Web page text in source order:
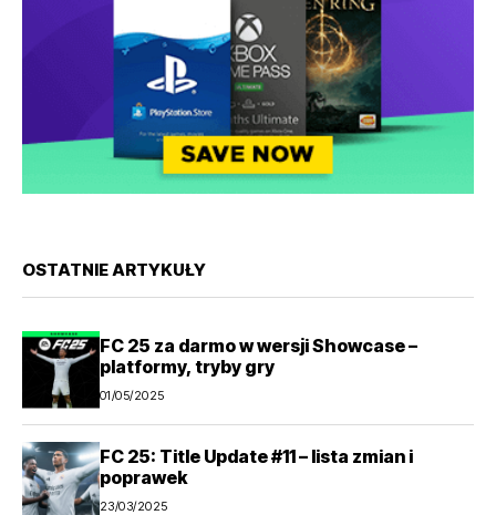
OSTATNIE ARTYKUŁY
FC 25 za darmo w wersji Showcase –
platformy, tryby gry
01/05/2025
FC 25: Title Update #11 – lista zmian i
poprawek
23/03/2025